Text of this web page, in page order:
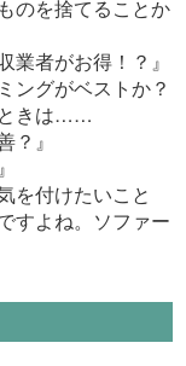
のを捨てることか
業者がお得！？』
ングがベストか？
ときは……
？』
を付けたいこと
すよね。ソファー